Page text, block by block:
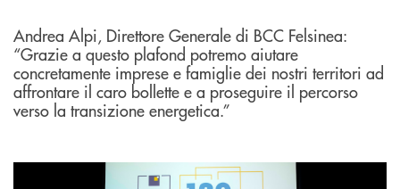
Andrea Alpi, Direttore Generale di BCC Felsinea:
“Grazie a questo plafond potremo aiutare
concretamente imprese e famiglie dei nostri territori ad
affrontare il caro bollette e a proseguire il percorso
verso la transizione energetica.”